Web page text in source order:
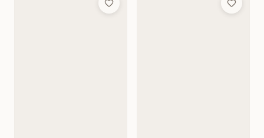
Add to Wish List Add to